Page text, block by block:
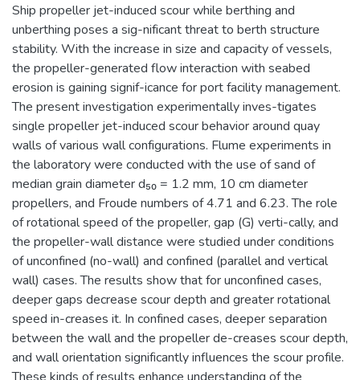
Ship propeller jet-induced scour while berthing and
unberthing poses a sig-nificant threat to berth structure
stability. With the increase in size and capacity of vessels,
the propeller-generated flow interaction with seabed
erosion is gaining signif-icance for port facility management.
The present investigation experimentally inves-tigates
single propeller jet-induced scour behavior around quay
walls of various wall configurations. Flume experiments in
the laboratory were conducted with the use of sand of
median grain diameter d₅₀ = 1.2 mm, 10 cm diameter
propellers, and Froude numbers of 4.71 and 6.23. The role
of rotational speed of the propeller, gap (G) verti-cally, and
the propeller-wall distance were studied under conditions
of unconfined (no-wall) and confined (parallel and vertical
wall) cases. The results show that for unconfined cases,
deeper gaps decrease scour depth and greater rotational
speed in-creases it. In confined cases, deeper separation
between the wall and the propeller de-creases scour depth,
and wall orientation significantly influences the scour profile.